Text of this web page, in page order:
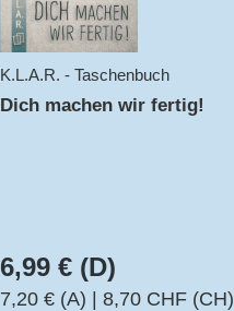
K.L.A.R. - Taschenbuch
Dich machen wir fertig!
6,99 € (D)
7,20 € (A) |8,70 CHF (CH)